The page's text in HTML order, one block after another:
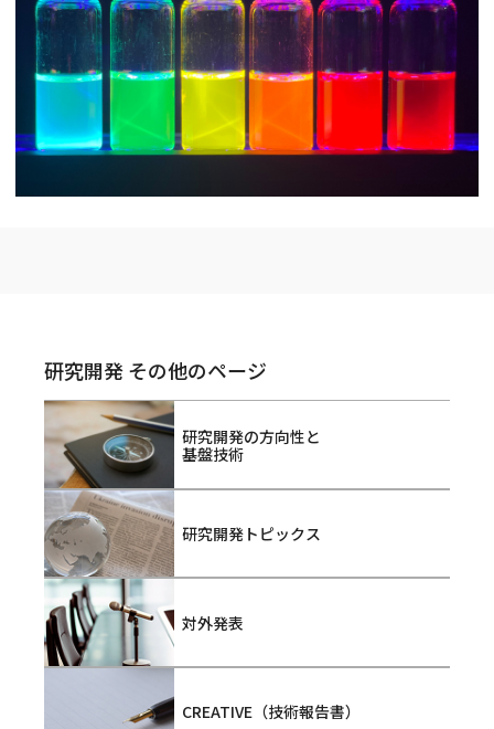
研究開発 その他のページ
研究開発の方向性と
基盤技術
研究開発トピックス
対外発表
CREATIVE（技術報告書）